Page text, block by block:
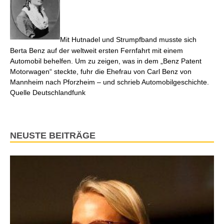
Mit Hutnadel und Strumpfband musste sich
Berta Benz auf der weltweit ersten Fernfahrt mit einem
Automobil behelfen. Um zu zeigen, was in dem „Benz Patent
Motorwagen“ steckte, fuhr die Ehefrau von Carl Benz von
Mannheim nach Pforzheim – und schrieb Automobilgeschichte.
Quelle Deutschlandfunk
NEUSTE BEITRÄGE